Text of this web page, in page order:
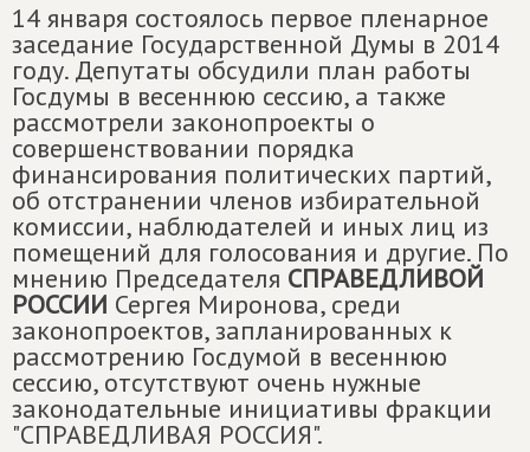
14 января состоялось первое пленарное
заседание Государственной Думы в 2014
году. Депутаты обсудили план работы
Госдумы в весеннюю сессию, а также
рассмотрели законопроекты о
совершенствовании порядка
финансирования политических партий,
об отстранении членов избирательной
комиссии, наблюдателей и иных лиц из
помещений для голосования и другие. По
мнению Председателя СПРАВЕДЛИВОЙ
РОССИИ Сергея Миронова, среди
законопроектов, запланированных к
рассмотрению Госдумой в весеннюю
сессию, отсутствуют очень нужные
законодательные инициативы фракции
"СПРАВЕДЛИВАЯ РОССИЯ".